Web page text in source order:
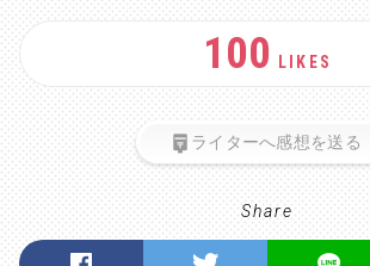
100 LIKES
ライターへ感想を送る
Share